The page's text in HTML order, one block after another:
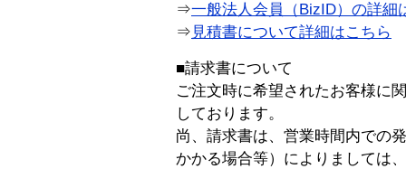
⇒一般法人会員（BizID）の詳細
⇒ 見積書について詳細はこちら
■請求書について
ご注文時に希望されたお客様に
しております。
尚、請求書は、営業時間内での
かかる場合等）によりましては